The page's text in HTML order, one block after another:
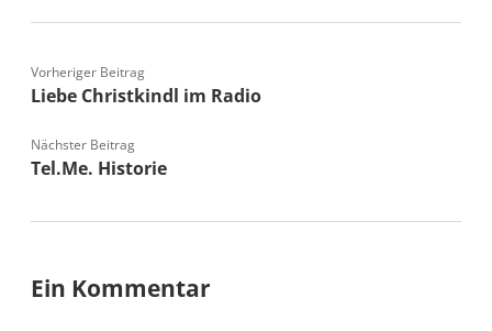
Vorheriger Beitrag
Liebe Christkindl im Radio
Nächster Beitrag
Tel.Me. Historie
Ein Kommentar